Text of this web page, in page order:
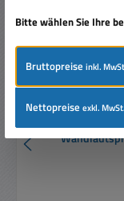
Bitte wählen Sie Ihre
Bruttopreiseinkl.
Nettopreiseexkl. MwSt.